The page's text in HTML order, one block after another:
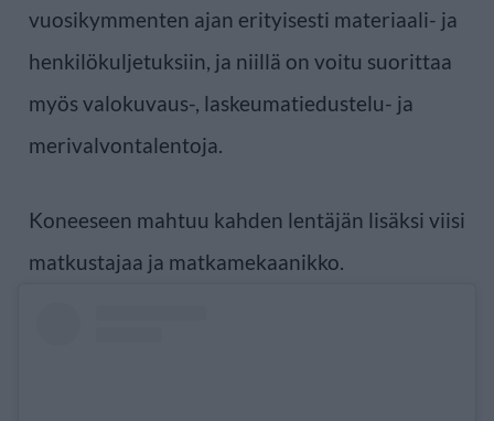
vuosikymmenten ajan erityisesti materiaali- ja
henkilökuljetuksiin, ja niillä on voitu suorittaa
myös valokuvaus-, laskeumatiedustelu- ja
merivalvontalentoja.
Koneeseen mahtuu kahden lentäjän lisäksi viisi
matkustajaa ja matkamekaanikko.